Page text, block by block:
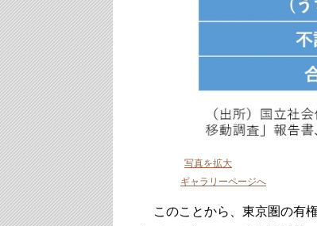
写真を拡大
ギャラリーページへ
このことから、東京圏の有